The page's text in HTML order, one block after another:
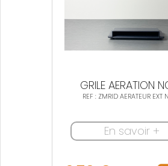
GRILE AERATION
REF : ZMRID AERATEUR EXT
En savoir +